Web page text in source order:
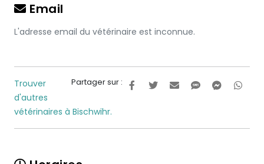
Email
L'adresse email du vétérinaire est inconnue.
Partager sur :
Trouver
d'autres
vétérinaires à Bischwihr.